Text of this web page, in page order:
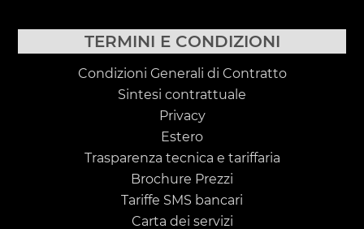
TERMINI E CONDIZIONI
Condizioni Generali di Contratto
Sintesi contrattuale
Privacy
Estero
Trasparenza tecnica e tariffaria
Brochure Prezzi
Tariffe SMS bancari
Carta dei servizi